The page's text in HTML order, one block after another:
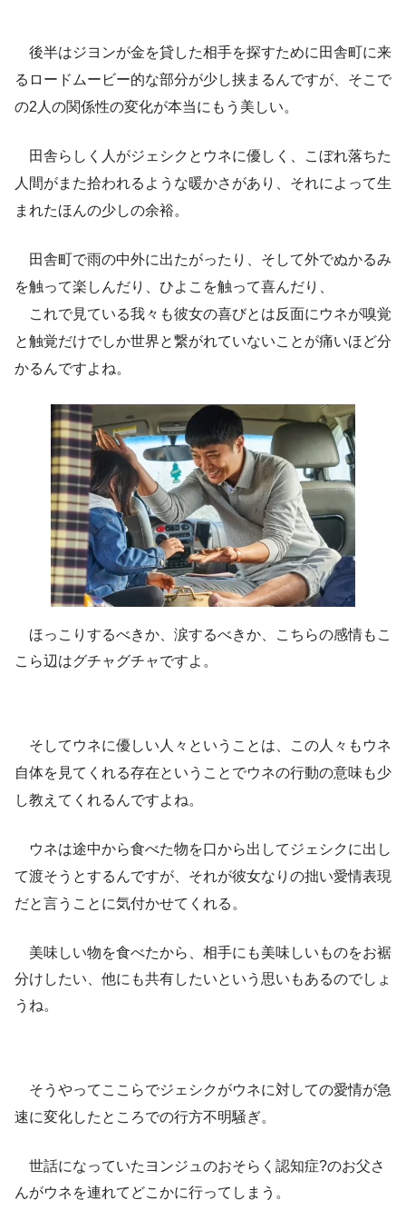
後半はジヨンが金を貸した相手を探すために田舎町に来
るロードムービー的な部分が少し挟まるんですが、そこで
の2人の関係性の変化が本当にもう美しい。
田舎らしく人がジェシクとウネに優しく、こぼれ落ちた
人間がまた拾われるような暖かさがあり、それによって生
まれたほんの少しの余裕。
田舎町で雨の中外に出たがったり、そして外でぬかるみ
を触って楽しんだり、ひよこを触って喜んだり、
これで見ている我々も彼女の喜びとは反面にウネが嗅覚
と触覚だけでしか世界と繋がれていないことが痛いほど分
かるんですよね。
ほっこりするべきか、涙するべきか、こちらの感情もこ
こら辺はグチャグチャですよ。
そしてウネに優しい人々ということは、この人々もウネ
自体を見てくれる存在ということでウネの行動の意味も少
し教えてくれるんですよね。
ウネは途中から食べた物を口から出してジェシクに出し
て渡そうとするんですが、それが彼女なりの拙い愛情表現
だと言うことに気付かせてくれる。
美味しい物を食べたから、相手にも美味しいものをお裾
分けしたい、他にも共有したいという思いもあるのでしょ
うね。
そうやってここらでジェシクがウネに対しての愛情が急
速に変化したところでの行方不明騒ぎ。
世話になっていたヨンジュのおそらく認知症?のお父さ
んがウネを連れてどこかに行ってしまう。